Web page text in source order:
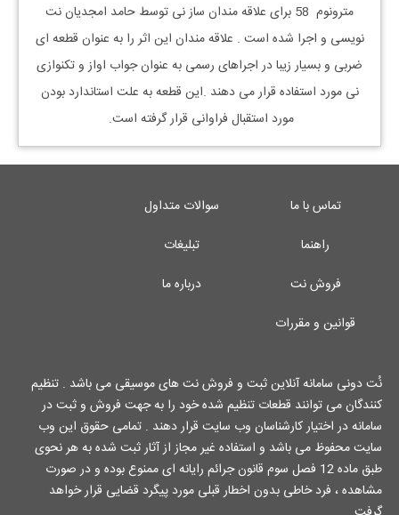
مترونوم 58 برای علاقه مندان ساز نی توسط حامد امجدیان نت
نویسی و اجرا شده است . علاقه مندان این اثر را به عنوان قطعه ای
ضربی و بسیار زیبا در اجراهای رسمی به عنوان جواب اواز و تکنوازی
نی مورد استفاده قرار می دهند .این قطعه به علت استاندارد بودن
مورد استقبال فراوانی قرار گرفته است.
تماس با ما
سوالات متداول
راهنما
تبلیغات
فروش نت
درباره ما
قوانین و مقررات
نُت دونی سامانه آنلاین ثبت و فروش نت های موسیقی می باشد . تنظیم
کنندگان می توانند قطعات تنظیم شده خود را به جهت فروش و ثبت در
سامانه در اختیار کارشناسان وب سایت قرار دهند . تمامی حقوق این وب
سایت محفوظ می باشد و استفاده غیر مجاز از آثار ثبت شده به هر نحوی
طبق ماده 12 فصل سوم قانون جرائم رایانه ای ممنوع بوده و در صورت
مشاهده ، فرد خاطی بدون اخطار قبلی مورد پیگرد قضایی قرار خواهد